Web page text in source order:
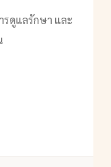
รดูแลรักษา และ